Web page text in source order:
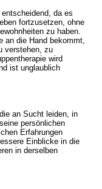
da es
fortzusetzen, ohne
zu haben.
an die Hand bekommt,
verstehen, zu
wird
ist unglaublich
an Sucht leiden, in
persönlichen
Erfahrungen
Einblicke in die
in derselben